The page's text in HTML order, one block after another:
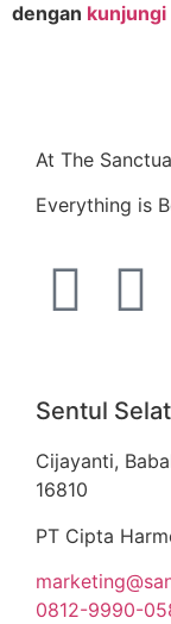
dengan kunjungi
At The
Everything is
Sentul
Cijayanti,
16810
PT Cipta
0812-9990-